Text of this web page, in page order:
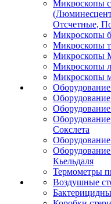
Микроскопы
Отсчетные,
Микроскопы
Микроскопы
Микроскопы
Микроскопы
Микроскопы
Сокслета
Кьельдаля
Термометры
Воздушные